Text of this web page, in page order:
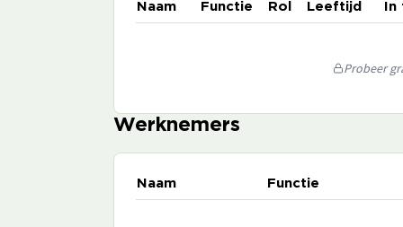
Naam Functie Rol Leeftijd
Probeer
Werknemers
Naam Functie